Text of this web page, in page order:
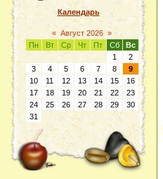
Календарь
« Август 2026 »
Пн
Вт Ср Чт Пт Сб
Вс
1
2
3
4 5 6 7 8
9
10
11 12 13 14 15
16
17
18 19 20 21 22
23
24
25 26 27 28 29
30
31